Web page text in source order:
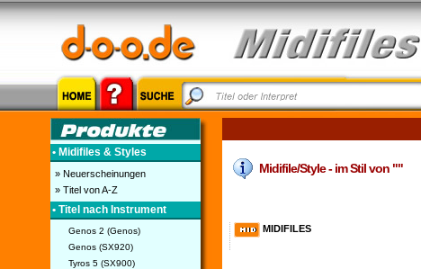
• Midifiles & Styles
» Neuerscheinungen
» Titel von A-Z
• Titel nach Instrument
Genos 2 (Genos)
Genos (SX920)
Tyros 5 (SX900)
Midifile/Style - im Stil von ""
MIDIFILES